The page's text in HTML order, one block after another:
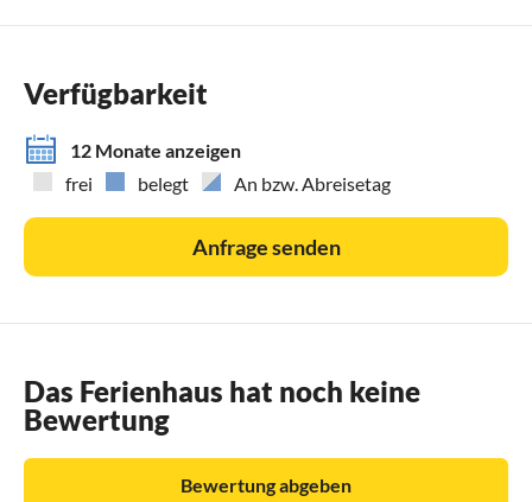
Verfügbarkeit
12 Monate anzeigen
frei
belegt An bzw. Abreisetag
Anfrage senden
Das Ferienhaus hat noch keine
Bewertung
Bewertung abgeben